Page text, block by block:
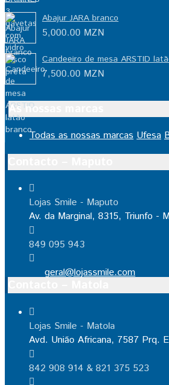
Abajur JARA branco
5,000.00 MZN
Candeeiro de mesa ARSTID
7,500.00 MZN
As nossas marcas
Todas as nossas marcas Ufesa
Lojas Smile - Maputo
Av. da Marginal, 8315, Triunfo -
849 095 943
geral@lojassmile.com
Lojas Smile - Matola
Avd. União Africana, 7587 Prq.
842 908 914 & 821 375 523